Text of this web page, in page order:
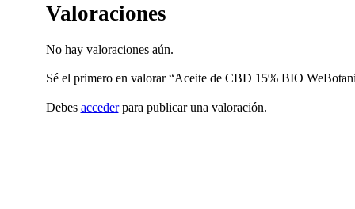
Valoraciones
No hay valoraciones aún.
Sé el primero en valorar “Aceite de CBD 15% BIO
Debes accederpara publicar una valoración.